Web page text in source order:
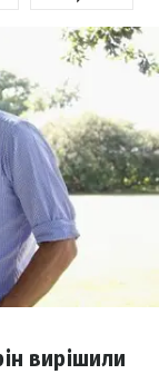
вирішили